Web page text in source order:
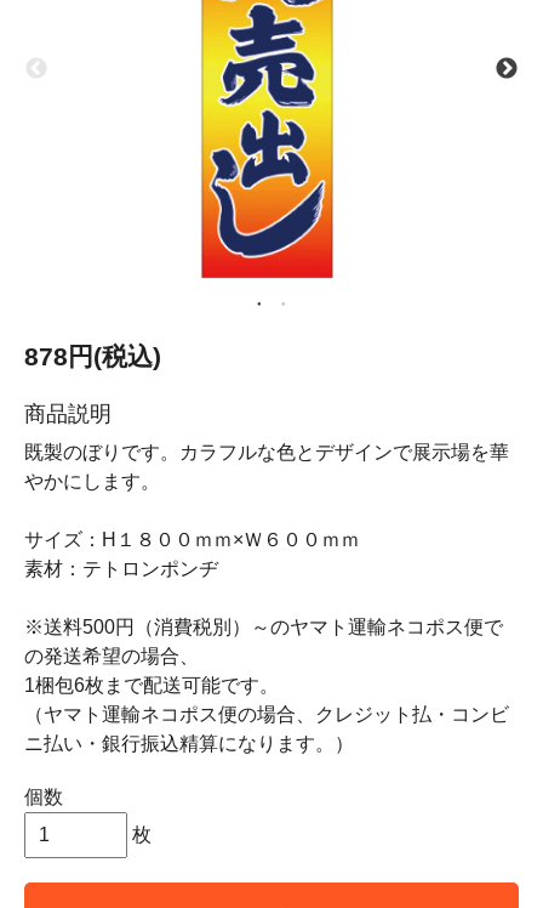
878円(税込)
商品説明
既製のぼりです。カラフルな色とデザインで展示場を華
やかにします。
サイズ：H１８００ｍｍ×Ｗ６００ｍｍ
素材：テトロンポンヂ
※送料500円（消費税別）～のヤマト運輸ネコポス便で
の発送希望の場合、
1梱包6枚まで配送可能です。
（ヤマト運輸ネコポス便の場合、クレジット払・コンビ
ニ払い・銀行振込精算になります。）
個数
枚